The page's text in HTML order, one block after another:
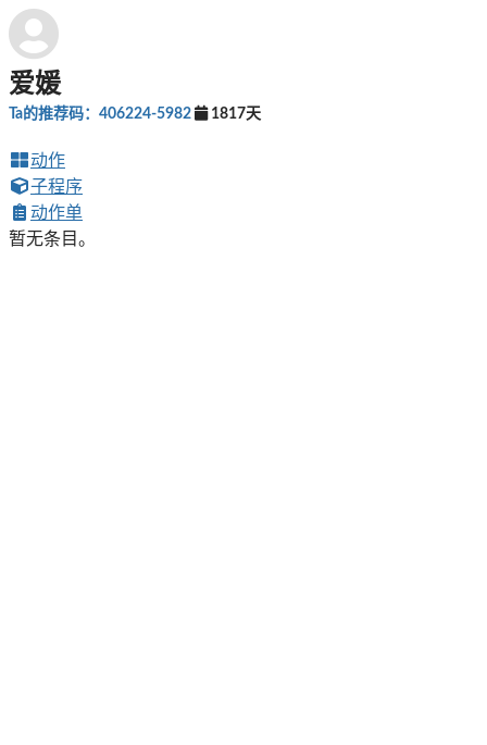
爱媛
Ta的推荐码：406224-5982 1817天
动作
子程序
动作单
暂无条目。